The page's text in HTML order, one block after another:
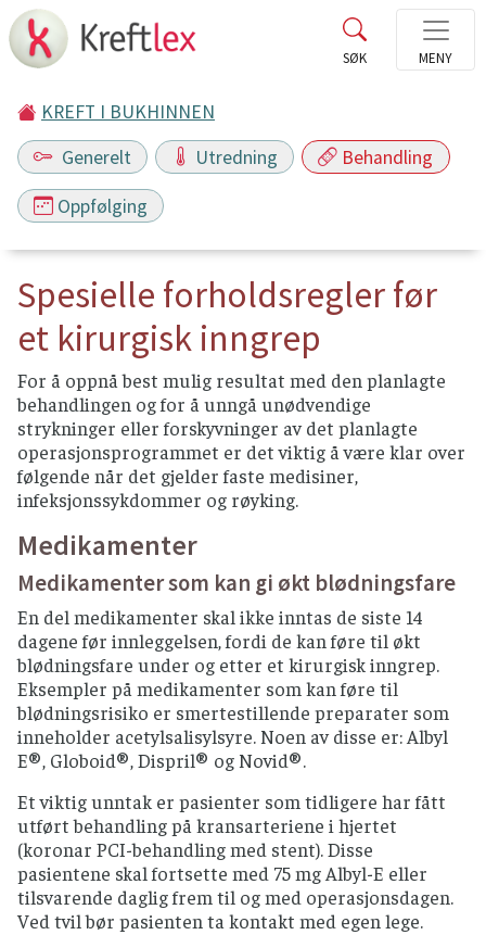
KREFT I BUKHINNEN
Generelt
Utredning Behandling
Oppfølging
Spesielle forholdsregler før
et kirurgisk inngrep
For å oppnå best mulig resultat med den planlagte
behandlingen og for å unngå unødvendige
strykninger eller forskyvninger av det planlagte
operasjonsprogrammet er det viktig å være klar over
følgende når det gjelder faste medisiner,
infeksjonssykdommer og røyking.
Medikamenter
Medikamenter som kan gi økt blødningsfare
En del medikamenter skal ikke inntas de siste 14
dagene før innleggelsen, fordi de kan føre til økt
blødningsfare under og etter et kirurgisk inngrep.
Eksempler på medikamenter som kan føre til
blødningsrisiko er smertestillende preparater som
inneholder acetylsalisylsyre. Noen av disse er: Albyl
E®, Globoid®, Dispril® og Novid®.
Et viktig unntak er pasienter som tidligere har fått
utført behandling på kransarteriene i hjertet
(koronar PCI-behandling med stent). Disse
pasientene skal fortsette med 75 mg Albyl-E eller
tilsvarende daglig frem til og med operasjonsdagen.
Ved tvil bør pasienten ta kontakt med egen lege.